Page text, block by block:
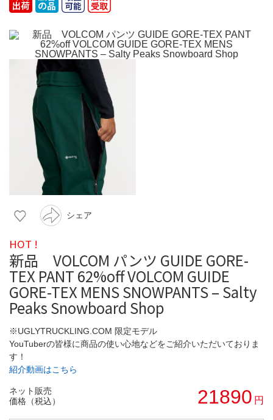
シェア
HOT !
新品 VOLCOM パンツ GUIDE GORE-
TEX PANT 62%off VOLCOM GUIDE
GORE-TEX MENS SNOWPANTS – Salty
Peaks Snowboard Shop
※UGLYTRUCKLING.COM 限定モデル
YouTuberの皆様に商品の使い心地などをご紹介いただいておりま
す！
紹介動画はこちら
ネット販売
価格（税込）
21890 円